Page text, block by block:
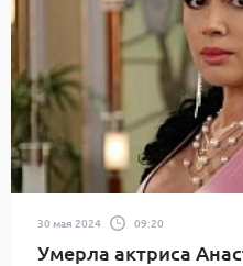
30 мая 2024 09:20
Умерла актриса